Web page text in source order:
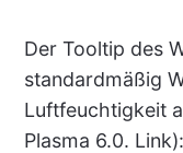
Der Tooltip des
standardmäßig
Luftfeuchtigkeit
Plasma 6.0. Link):